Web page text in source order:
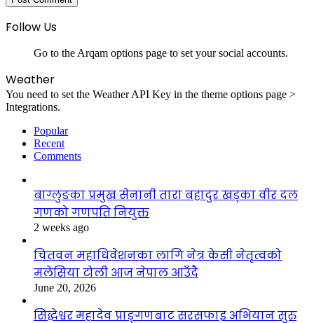
Follow Us
Go to the Arqam options page to set your social accounts.
Weather
You need to set the Weather API Key in the theme options page >
Integrations.
Popular
Recent
Comments
बाग्लुङका प्रमुख सेनानी तारा बहादुर खड्का वीर दल
गणको गणपति नियुक्त
2 weeks ago
चितवन महाधिवेशनका लागि नेत्र केसी नेतृत्वको
मलेसिया टोली आज नेपाल आउँदै
June 20, 2026
सिद्धेश्वर महादेव प्राङ्गणबाट सरसफाइ अभियान सुरु